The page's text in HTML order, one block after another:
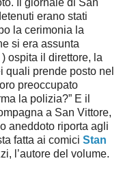
erano stati
la cerimonia la
si era assunta
ospita il direttore, la
quali prende posto nel
preoccupato
la polizia?” E il
a San Vittore,
aneddoto riporta agli
fatta ai comici Stan
l’autore del volume.